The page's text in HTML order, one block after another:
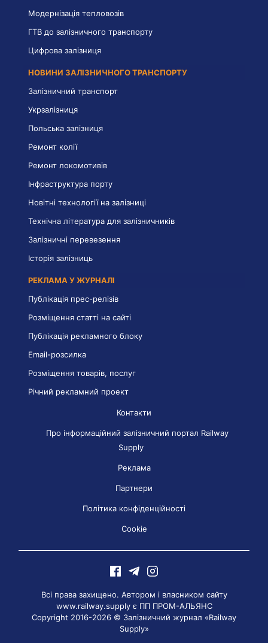
Модернізація тепловозів
ГТВ до залізничного транспорту
Цифрова залізниця
НОВИНИ ЗАЛІЗНИЧНОГО ТРАНСПОРТУ
Залізничний транспорт
Укрзалізниця
Польська залізниця
Ремонт колії
Ремонт локомотивів
Інфраструктура порту
Новітні технології на залізниці
Технічна література для залізничників
Залізничні перевезення
Історія залізниць
РЕКЛАМА У ЖУРНАЛІ
Публікація прес-релізів
Розміщення статті на сайті
Публікація рекламного блоку
Email-розсилка
Розміщення товарів, послуг
Річний рекламний проект
Контакти
Про інформаційний залізничний портал Railway
Supply
Реклама
Партнери
Політика конфіденційності
Cookie
Всі права захищено. Автором і власником сайту
www.railway.supply є ПП ПРОМ-АЛЬЯНС
Copyright 2016-2026 © Залізничний журнал «Railway
Supply»